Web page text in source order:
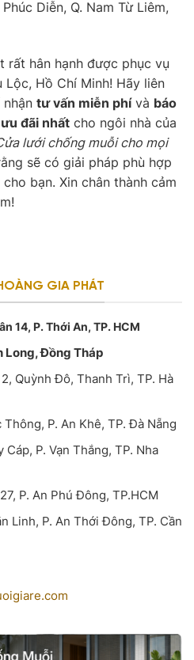
Diễn, Q. Nam Từ Liêm,
rất hân hạnh được phục vụ
Hồ Chí Minh! Hãy liên
tư vấn miễn phívà báo
đãi nhất cho ngôi nhà của
lưới chống muỗi cho mọi
sẽ có giải pháp phù hợp
bạn. Xin chân thành cảm
GIA PHÁT
14, P. Thới An, TP. HCM
Long, Đồng Tháp
Quỳnh Đô, Thanh Trì, TP. Hà
P. An Khê, TP. Đà Nẵng
Cáp, P. Vạn Thắng, TP. Nha
P. An Phú Đông, TP.HCM
Linh, P. An Thới Đông, TP. Cần